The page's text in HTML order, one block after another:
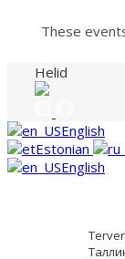
These
Helid
English
Estonian
English